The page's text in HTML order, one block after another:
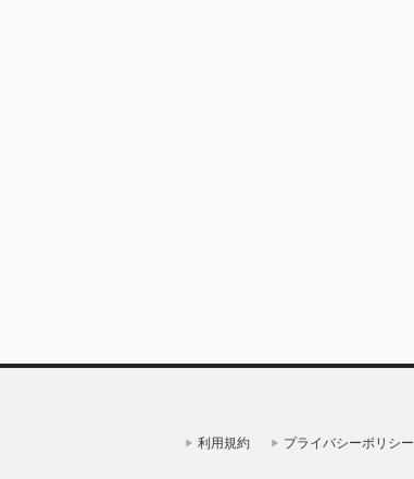
利用規約 プライバシーポリシー